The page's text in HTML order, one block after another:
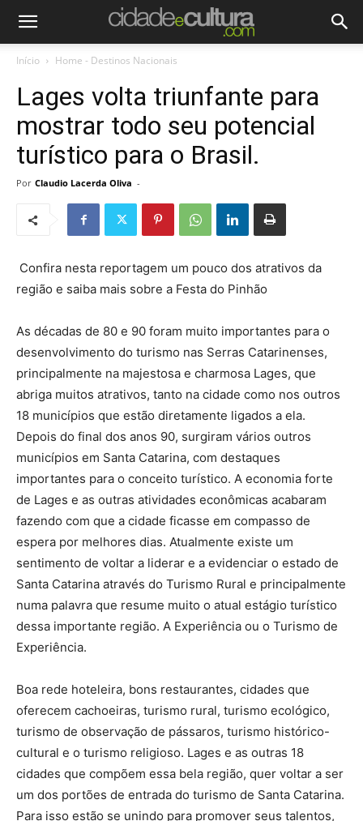
Início Home - Destinos Nacionais
Lages volta triunfante para
mostrar todo seu potencial
turístico para o Brasil.
Por Claudio Lacerda Oliva -
Confira nesta reportagem um pouco dos atrativos da
região e saiba mais sobre a Festa do Pinhão
As décadas de 80 e 90 foram muito importantes para o
desenvolvimento do turismo nas Serras Catarinenses,
principalmente na majestosa e charmosa Lages, que
abriga muitos atrativos, tanto na cidade como nos outros
18 municípios que estão diretamente ligados a ela.
Depois do final dos anos 90, surgiram vários outros
municípios em Santa Catarina, com destaques
importantes para o conceito turístico. A economia forte
de Lages e as outras atividades econômicas acabaram
fazendo com que a cidade ficasse em compasso de
espera por melhores dias. Atualmente existe um
sentimento de voltar a liderar e a evidenciar o estado de
Santa Catarina através do Turismo Rural e principalmente
numa palavra que resume muito o atual estágio turístico
dessa importante região. A Experiência ou o Turismo de
Experiência.
Boa rede hoteleira, bons restaurantes, cidades que
oferecem cachoeiras, turismo rural, turismo ecológico,
turismo de observação de pássaros, turismo histórico-
cultural e o turismo religioso. Lages e as outras 18
cidades que compõem essa bela região, quer voltar a ser
um dos portões de entrada do turismo de Santa Catarina.
Para isso estão se unindo para promover seus talentos,